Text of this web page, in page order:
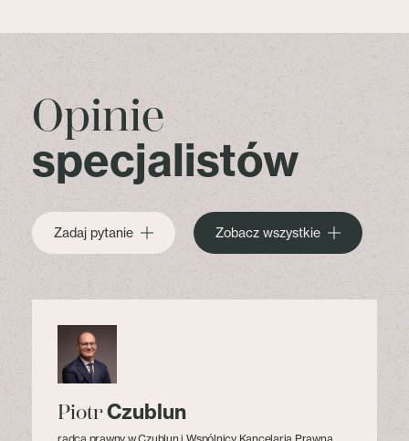
Opinie
specjalistów
Zadaj pytanie Zobacz wszystkie
PiotrCzublun